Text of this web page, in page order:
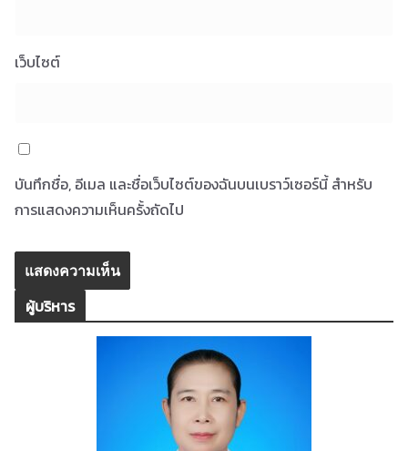
เว็บไซต์
บันทึกชื่อ, อีเมล และชื่อเว็บไซต์ของฉันบนเบราว์เซอร์นี้ สำหรับ
การแสดงความเห็นครั้งถัดไป
ผู้บริหาร